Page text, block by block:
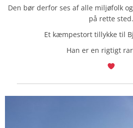
Den bør derfor ses af alle miljøfolk
på rette sted.
Et kæmpestort tillykke til
Han er en rigtigt